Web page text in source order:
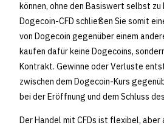
können, ohne den Basiswert selbst
Dogecoin-CFD schließen Sie somit
von Dogecoin gegenüber einem
kaufen dafür keine Dogecoins,
Kontrakt. Gewinne oder Verluste
zwischen dem Dogecoin-Kurs
bei der Eröffnung und dem Schluss
Der Handel mit CFDs ist flexibel, aber